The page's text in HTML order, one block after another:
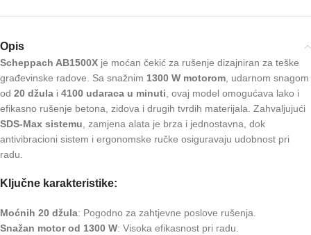
Opis
Scheppach AB1500X je moćan čekić za rušenje dizajniran za teške
građevinske radove. Sa snažnim 1300 W motorom, udarnom snagom
od 20 džula i 4100 udaraca u minuti, ovaj model omogućava lako i
efikasno rušenje betona, zidova i drugih tvrdih materijala. Zahvaljujući
SDS-Max sistemu, zamjena alata je brza i jednostavna, dok
antivibracioni sistem i ergonomske ručke osiguravaju udobnost pri
radu.
Ključne karakteristike:
Moćnih 20 džula: Pogodno za zahtjevne poslove rušenja.
Snažan motor od 1300 W: Visoka efikasnost pri radu.